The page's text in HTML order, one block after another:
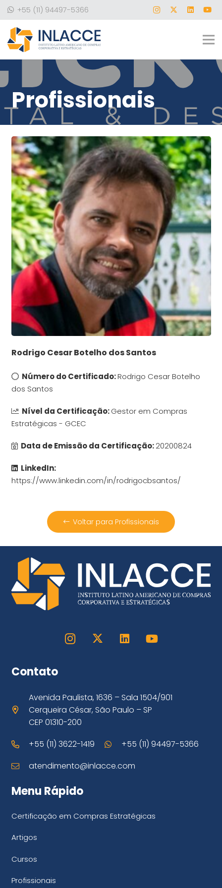
+55 (11) 94497-5366
Profissionais
Rodrigo Cesar Botelho dos Santos
Número do Certificado:Rodrigo Cesar Botelho
dos Santos
Nível da Certificação:Gestor em Compras
Estratégicas - GCEC
Data de Emissão da Certificação:20200824
LinkedIn:
https://www.linkedin.com/in/rodrigocbsantos/
Voltar para Profissionais
Contato
Avenida Paulista, 1636 – Sala 1504/901
Cerqueira César, São Paulo – SP
CEP 01310-200
+55 (11) 3622-1419
+55 (11) 94497-5366
atendimento@inlacce.com
Menu Rápido
Certificação em Compras Estratégicas
Artigos
Cursos
Profissionais